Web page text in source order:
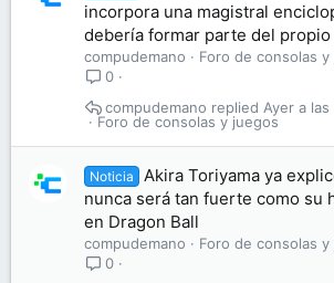
incorpora una magistral
debería formar parte del propio
compudemano
Foro de consolas y
0
Foro de consolas y juegos
Ayer a las
compudemano
Noticia
Akira Toriyama ya
nunca será tan fuerte como su
en Dragon Ball
compudemano
Foro de consolas y
0